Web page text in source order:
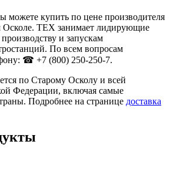
можете купить по цене производителя
Осколе. ТЕХ занимает лидирующие
и запускам
По всем вопросам
☎ +7 (800) 250-250-7.
по Старому Осколу и всей
Федерации, включая самые
Подробнее на странице доставка